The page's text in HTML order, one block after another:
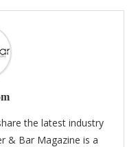
the latest industry
& Bar Magazine is a